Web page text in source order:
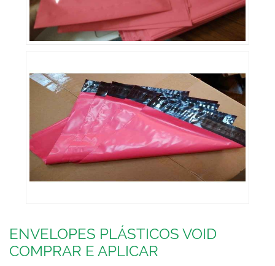
ENVELOPES PLÁSTICOS VOID
COMPRAR E APLICAR